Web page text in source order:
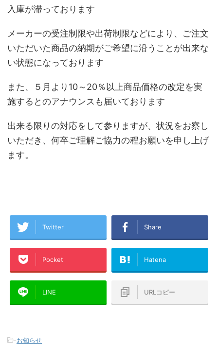
入庫が滞っております
メーカーの受注制限や出荷制限などにより、ご注文
いただいた商品の納期がご希望に沿うことが出来な
い状態になっております
また、５月より10～20％以上商品価格の改定を実
施するとのアナウンスも届いております
出来る限りの対応をして参りますが、状況をお察し
いただき、何卒ご理解ご協力の程お願いを申し上げ
ます。
Twitter Share
Pocket Hatena
LINE URLコピー
-お知らせ